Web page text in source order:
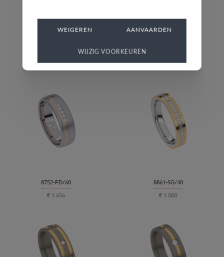
Bagues similaires pour elle
8752-PD/60
€ 1.656
8861-SG/40
€ 1.088
WEIGEREN AANVAARDEN
WIJZIG VOORKEUREN